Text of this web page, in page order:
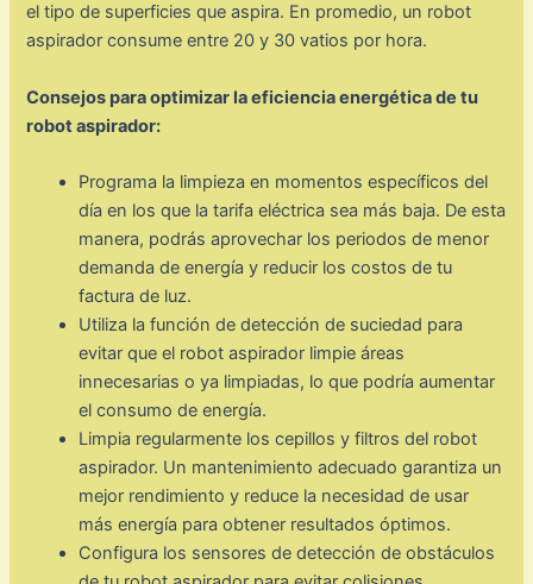
el tipo de superficies que aspira. En promedio, un robot
aspirador consume entre 20 y 30 vatios por hora.
Consejos para optimizar la eficiencia energética de tu
robot aspirador:
Programa la limpieza en momentos específicos del
día en los que la tarifa eléctrica sea más baja. De esta
manera, podrás aprovechar los periodos de menor
demanda de energía y reducir los costos de tu
factura de luz.
Utiliza la función de detección de suciedad para
evitar que el robot aspirador limpie áreas
innecesarias o ya limpiadas, lo que podría aumentar
el consumo de energía.
Limpia regularmente los cepillos y filtros del robot
aspirador. Un mantenimiento adecuado garantiza un
mejor rendimiento y reduce la necesidad de usar
más energía para obtener resultados óptimos.
Configura los sensores de detección de obstáculos